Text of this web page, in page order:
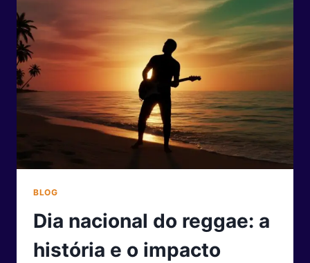
UMA
MENTALIDADE
JUVENTUDE
E
LONGEVIDADE
BLOG
Dia nacional do reggae: a
história e o impacto